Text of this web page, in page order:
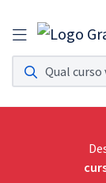
Assinatura
Acesso a todos os
Assinatura
Acesso ilimitado a